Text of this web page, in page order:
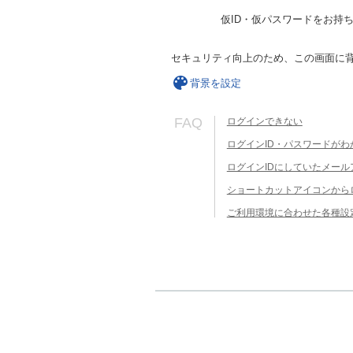
仮ID・仮パスワードをお持
セキュリティ向上のため、この画面に
背景を設定
FAQ ログインできない
ログインID・パスワードがわ
ログインIDにしていたメー
ショートカットアイコンか
ご利用環境に合わせた各種設